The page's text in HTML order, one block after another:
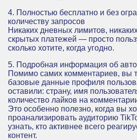
4. Полностью бесплатно и без
количеству запросов
Никаких дневных лимитов,
скрытых платежей — просто
сколько хотите, когда угодно.
5. Подробная информация об
Помимо самих комментариев, вы
базовые данные профиля
оставили: страну, имя
количество лайков на
Это особенно полезно, когда вы
проанализировать аудиторию
узнать, кто активнее всего
контент.